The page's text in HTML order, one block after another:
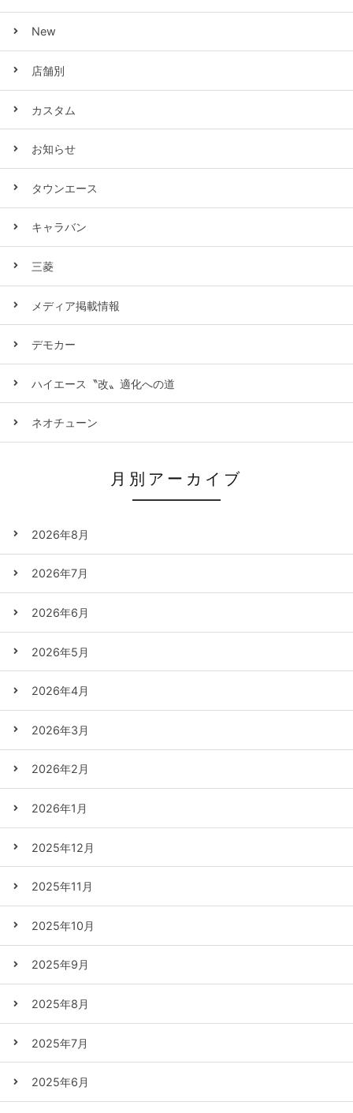
New
店舗別
カスタム
お知らせ
タウンエース
キャラバン
三菱
メディア掲載情報
デモカー
ハイエース〝改〟適化への道
ネオチューン
月別アーカイブ
2026年8月
2026年7月
2026年6月
2026年5月
2026年4月
2026年3月
2026年2月
2026年1月
2025年12月
2025年11月
2025年10月
2025年9月
2025年8月
2025年7月
2025年6月